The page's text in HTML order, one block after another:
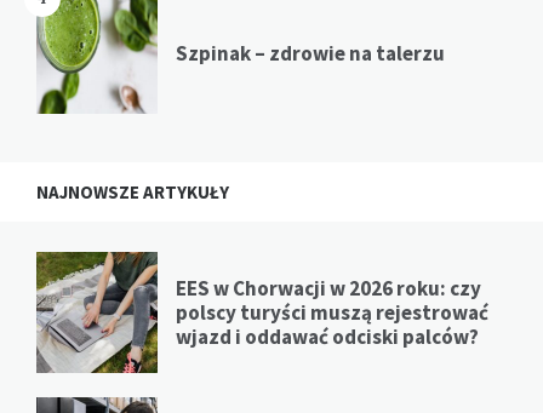
Szpinak – zdrowie na talerzu
NAJNOWSZE ARTYKUŁY
EES w Chorwacji w 2026 roku: czy
polscy turyści muszą rejestrować
wjazd i oddawać odciski palców?